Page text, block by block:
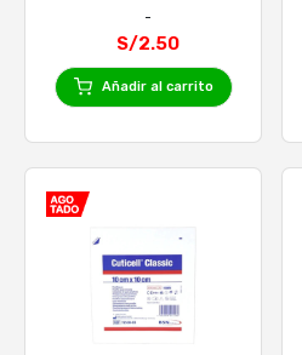
S/2.50
Añadir al carrito